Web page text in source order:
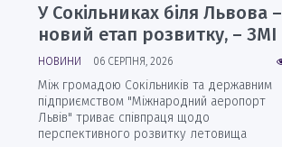
У Сокільниках біля Львова –
новий етап розвитку, – ЗМІ
НОВИНИ 06 СЕРПНЯ, 2026
Між громадою Сокільників та державним
підприємством "Міжнародний аеропорт
Львів" триває співпраця щодо
перспективного розвитку летовища